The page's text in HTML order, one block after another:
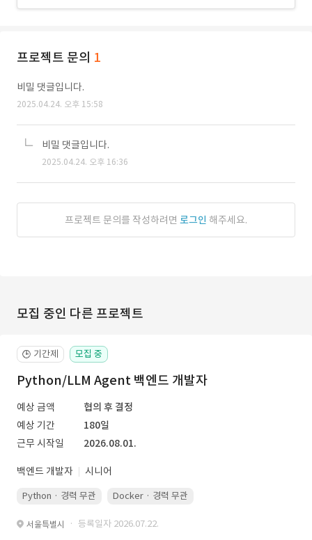
프로젝트 문의 1
비밀 댓글입니다.
2025.04.24. 오후 15:58
비밀 댓글입니다.
2025.04.24. 오후 16:36
프로젝트 문의를 작성하려면 로그인 해주세요.
모집 중인 다른 프로젝트
🕒 기간제 모집 중
Python/LLM Agent 백엔드 개발자
예상 금액
협의 후 결정
예상 기간
180일
근무 시작일
2026.08.01.
백엔드 개발자 시니어
Python · 경력 무관 Docker · 경력 무관
서울특별시 · 등록일자 2026.07.22.